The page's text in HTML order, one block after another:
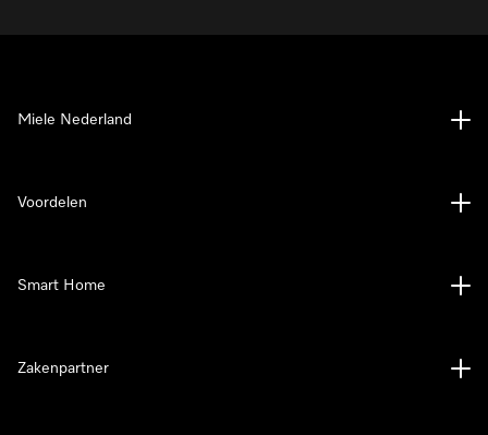
Miele Nederland
Voordelen
Smart Home
Zakenpartner